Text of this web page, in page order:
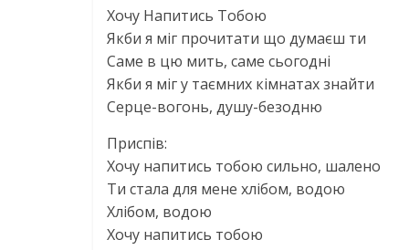
Хочу Напитись Тобою
Якби я міг прочитати що думаєш ти
Саме в цю мить, саме сьогодні
Якби я міг у таємних кімнатах знайти
Серце-вогонь, душу-безодню
Приспів:
Хочу напитись тобою сильно, шалено
Ти стала для мене хлібом, водою
Хлібом, водою
Хочу напитись тобою